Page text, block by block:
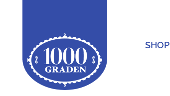
Main Navigation SHOP